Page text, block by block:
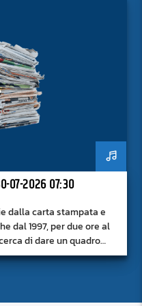
07-2026 07:30
dalla carta stampata e
dal 1997, per due ore al
di dare un quadro
senza fermarsi alla